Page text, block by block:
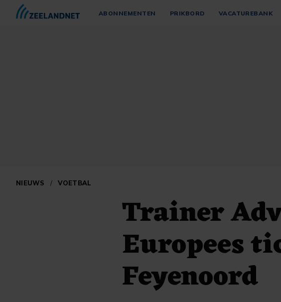
ABONNEMENTEN PRIKBORD VACATUREBANK
NIEUWS / VOETBAL
Trainer
Europees
Feyenoord